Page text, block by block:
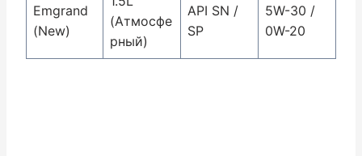
Emgrand
(New)
(Атмосфе
рный)
API SN /
SP
5W-30 /
0W-20